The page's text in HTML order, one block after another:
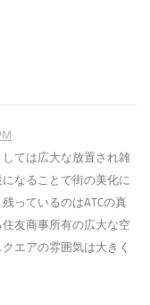
ては広大な放置され雑
なることで街の美化に
っているのはATCの真
友商事所有の広大な空
エアの雰囲気は大きく